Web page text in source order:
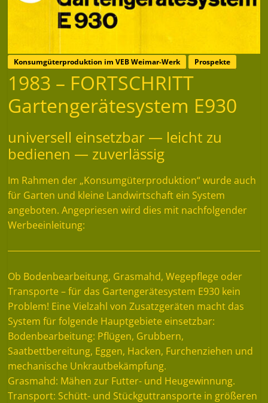
Konsumgüterproduktion im VEB Weimar-Werk Prospekte
1983 – FORTSCHRITT
Gartengerätesystem E930
universell einsetzbar — leicht zu
bedienen — zuverlässig
Im Rahmen der „Konsumgüterproduktion“ wurde auch
für Garten und kleine Landwirtschaft ein System
angeboten. Angepriesen wird dies mit nachfolgender
Werbeeinleitung:
Ob Bodenbearbeitung, Grasmahd, Wegepflege oder
Transporte – für das Gartengerätesystem E930 kein
Problem! Eine Vielzahl von Zusatzgeräten macht das
System für folgende Hauptgebiete einsetzbar:
Bodenbearbeitung: Pflügen, Grubbern,
Saatbettbereitung, Eggen, Hacken, Furchenziehen und
mechanische Unkrautbekämpfung.
Grasmahd: Mähen zur Futter- und Heugewinnung.
Transport: Schütt- und Stückguttransporte in größeren